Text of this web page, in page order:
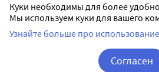
Куки необходимы для более
Мы используем куки для вашего
Узнайте больше про
Согласен